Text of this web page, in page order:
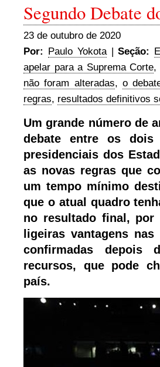
Segundo Debate
23 de outubro de 2020
Por: Paulo Yokota|Seção:
apelar para a Suprema Corte
não foram alteradas, o
regras, resultados definitivos
Um grande número de
debate entre os dois
presidenciais dos
as novas regras que
um tempo mínimo
que o atual quadro
no resultado final, por
ligeiras vantagens
confirmadas depois
recursos, que pode
país.